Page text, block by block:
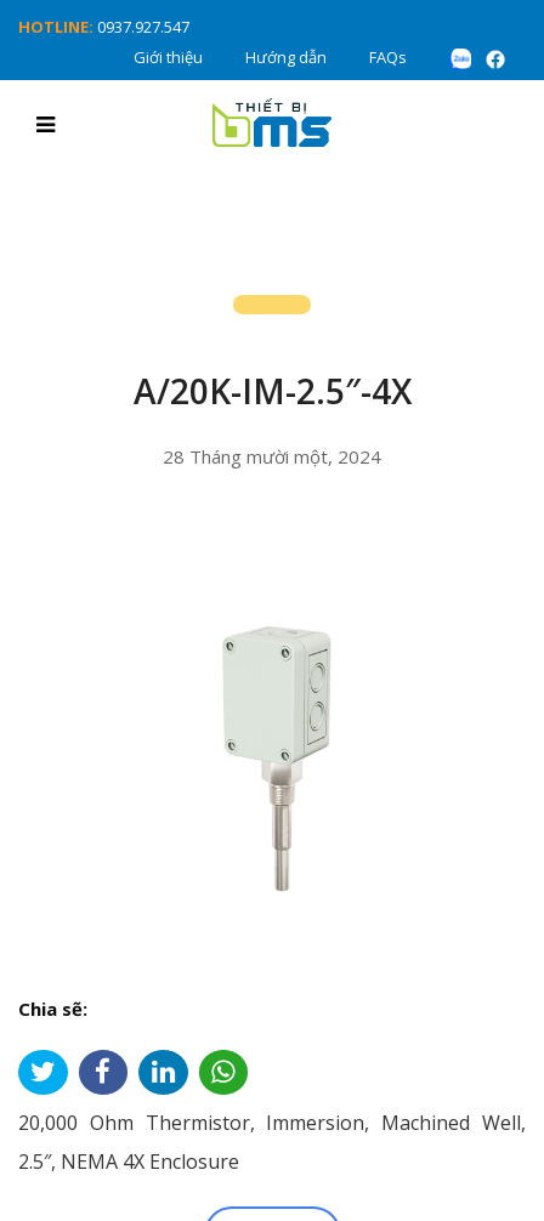
HOTLINE: 0937.927.547
Giới thiệu
Hướng dẫn FAQs
A/20K-IM-2.5″-4X
28 Tháng mười một, 2024
Chia sẽ:
20,000 Ohm Thermistor, Immersion, Machined Well,
2.5″, NEMA 4X Enclosure